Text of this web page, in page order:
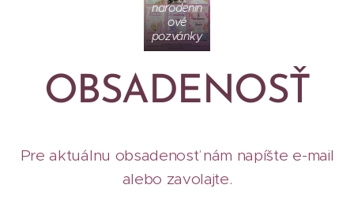
narodenin
ové
pozvánky
OBSADENOSŤ
Pre aktuálnu obsadenosť nám napíšte e-mail
alebo zavolajte.